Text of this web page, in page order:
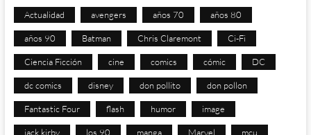
Actualidad avengers años 70 años 80
años 90 Batman Chris Claremont Ci-Fi
Ciencia Ficción cine comics cómic DC
dc comics disney don pollito don pollon
Fantastic Four flash humor image
jack kirby los 90 manga Marvel mcu